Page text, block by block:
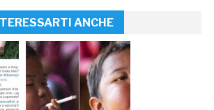
ANCHE